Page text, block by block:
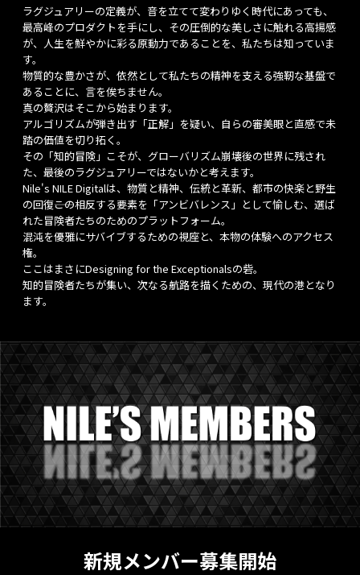
ラグジュアリーの定義が、音を立てて変わりゆく時代にあっても、
最高峰のプロダクトを手にし、その圧倒的な美しさに触れる高揚感
が、人生を鮮やかに彩る原動力であることを、私たちは知っていま
す。
物質的な豊かさが、依然として私たちの精神を支える強靭な基盤で
あることに、言を俟ちません。
真の贅沢はそこから始まります。
アルゴリズムが弾き出す「正解」を疑い、自らの審美眼と直感で未
踏の価値を切り拓く。
その「知的冒険」こそが、グローバリズム崩壊後の世界に残され
た、最後のラグジュアリーではないかと考えます。
Nile's NILE Digitalは、物質と精神、伝統と革新、都市の快楽と野生
の回復――この相反する要素を「アンビバレンス」として愉しむ、選ば
れた冒険者たちのためのプラットフォーム。
混沌を優雅にサバイブするための視座と、本物の体験へのアクセス
権。
ここはまさにDesigning for the Exceptionalsの砦。
知的冒険者たちが集い、次なる航路を描くための、現代の港となり
ます。
新規メンバー募集開始